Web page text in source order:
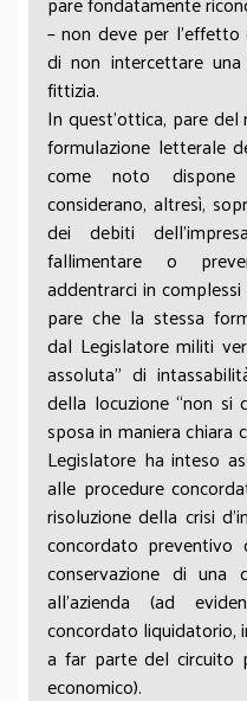
– non deve per
di non intercettare
fittizia.
In quest’ottica, pare
formulazione letterale
come noto
considerano, altresì,
dei debiti
fallimentare o
addentrarci in
pare che la stessa
dal Legislatore militi
assoluta” di
della locuzione “non si
sposa in maniera chiara
Legislatore ha inteso
alle procedure
risoluzione della crisi
concordato
conservazione di una
all’azienda (ad
concordato liquidatorio,
a far parte del circuito
economico).